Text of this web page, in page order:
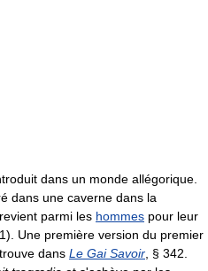
dans un monde allégorique.
dans une caverne dans la
parmi les hommes pour leur
Une première version du premier
dans Le Gai Savoir , § 342.